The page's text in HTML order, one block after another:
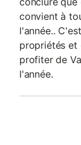
convient à
l'année..
propriétés et
profiter de
l'année.